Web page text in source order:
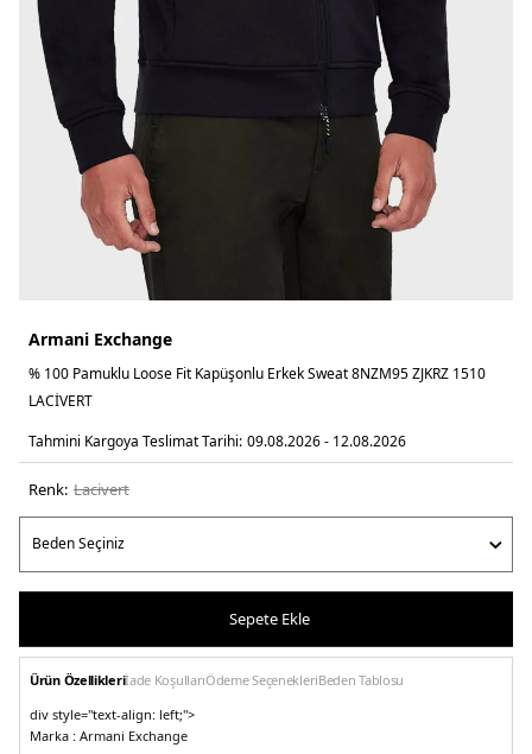
Armani Exchange
% 100 Pamuklu Loose Fit Kapüşonlu Erkek Sweat 8NZM95 ZJKRZ 1510
LACİVERT
Tahmini Kargoya Teslimat Tarihi: 09.08.2026 - 12.08.2026
Renk: laci̇vert
Sepete Ekle
Ürün Özellikleriİade KoşullarıÖdeme SeçenekleriBeden Tablosu
div style="text-align: left;">
Marka : Armani Exchange